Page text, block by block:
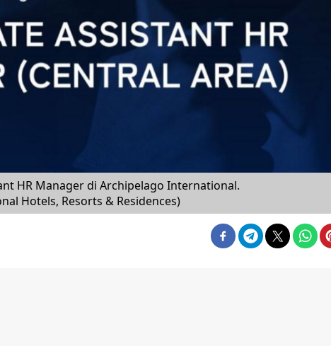
HR Manager di Archipelago International.
Hotels, Resorts & Residences)